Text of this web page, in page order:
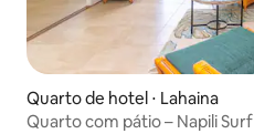
Quarto de hotel ⋅ Lahaina
Quarto com pátio – Napili Surf